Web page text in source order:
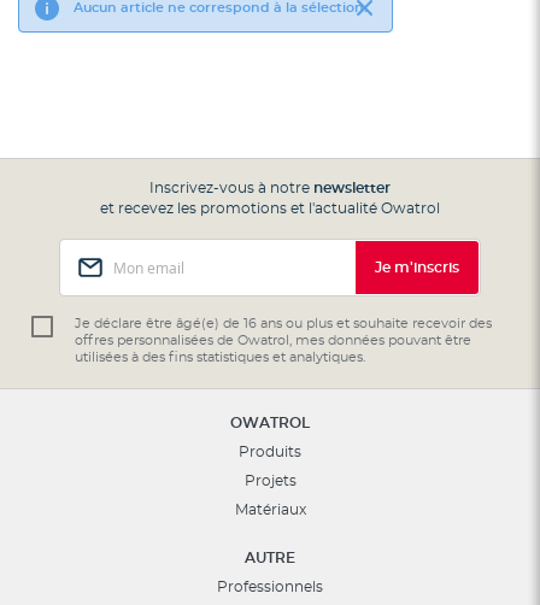
Aucun article ne correspond à la sélection.
Inscrivez-vous à notre newsletter
et recevez les promotions et l'actualité Owatrol
notre
lettre
d’information
Je m'inscris
Je déclare être âgé(e) de 16 ans ou plus et souhaite recevoir des
offres personnalisées de Owatrol, mes données pouvant être
utilisées à des fins statistiques et analytiques.
OWATROL
Produits
Projets
Matériaux
AUTRE
Professionnels